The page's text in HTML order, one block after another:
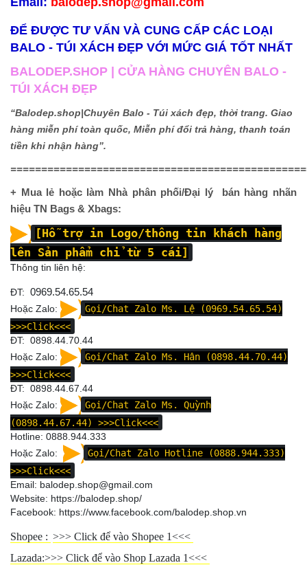
ĐỂ ĐƯỢC TƯ VẤN VÀ CUNG CẤP CÁC LOẠI
BALO - TÚI XÁCH ĐẸP VỚI MỨC GIÁ TỐT NHẤT
BALODEP.SHOP | CỬA HÀNG CHUYÊN BALO -
TÚI XÁCH ĐẸP
“Balodep.shop|Chuyên Balo - Túi xách đẹp, thời trang. Giao
hàng miễn phí toàn quốc, Miễn phí đổi trả hàng, thanh toán
tiền khi nhận hàng”.
+ Mua lẻ hoặc làm Nhà phân phối/Đại lý bán hàng nhãn
hiệu TN Bags & Xbags:
[Hỗ trợ in Logo/thông tin khách hàng
lên Sản phẩm chỉ từ 5 cái]
Thông tin liên hệ:
ĐT: 0969.54.65.54
Hoặc Zalo:
Gọi/Chat Zalo Ms. Lệ (0969.54.65.54)
>>>Click<<<
ĐT: 0898.44.70.44
Hoặc Zalo:
Gọi/Chat Zalo Ms. Hân (0898.44.70.44)
>>>Click<<<
ĐT: 0898.44.67.44
Hoặc Zalo:
Gọi/Chat Zalo Ms. Quỳnh
(0898.44.67.44)
>>>Click<<<
Hotline: 0888.944.333
Hoặc Zalo:
Gọi/Chat Zalo Hotline (0888.944.333)
>>>Click<<<
Email: balodep.shop@gmail.com
Website: https://balodep.shop/
Facebook: https://www.facebook.com/balodep.shop.vn
Shopee : >>> Click để vào Shopee 1 <<<
Lazada:>>> Click để vào Shop Lazada 1 <<<